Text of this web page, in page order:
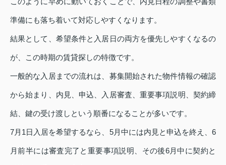
準備にも落ち着いて対応しやすくなります。
結果として、希望条件と入居日の両方を優先しやすくなるの
が、この時期の賃貸探しの特徴です。
一般的な入居までの流れは、募集開始された物件情報の確認
から始まり、内見、申込、入居審査、重要事項説明、契約締
結、鍵の受け渡しという順番になることが多いです。
7月1日入居を希望するなら、5月中には内見と申込を終え、6
月前半には審査完了と重要事項説明、その後6月中に契約と